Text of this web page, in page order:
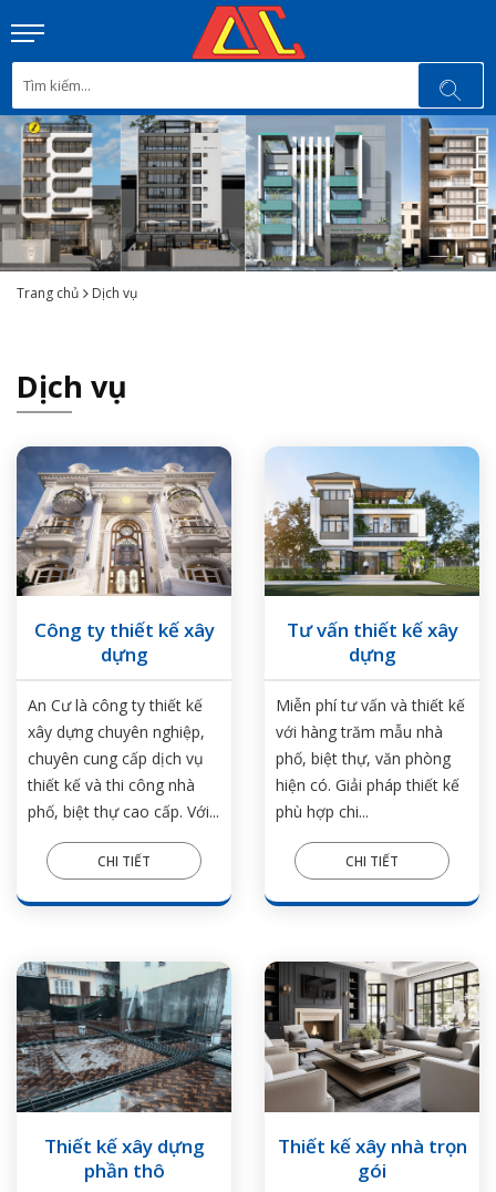
Trang chủ Dịch vụ
Dịch vụ
Công ty thiết kế xây
dựng
An Cư là công ty thiết kế
xây dựng chuyên nghiệp,
chuyên cung cấp dịch vụ
thiết kế và thi công nhà
phố, biệt thự cao cấp. Với...
CHI TIẾT
Tư vấn thiết kế xây
dựng
Miễn phí tư vấn và thiết kế
với hàng trăm mẫu nhà
phố, biệt thự, văn phòng
hiện có. Giải pháp thiết kế
phù hợp chi...
CHI TIẾT
Thiết kế xây dựng
phần thô
Thiết kế xây nhà trọn
gói